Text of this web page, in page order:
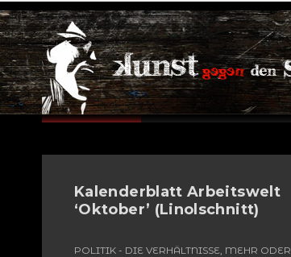
Oktober
Kalenderblatt Arbeitswelt
‘Oktober’ (Linolschnitt)
POLITIK - DIE VERHÄLTNISSE, MEHR ODER